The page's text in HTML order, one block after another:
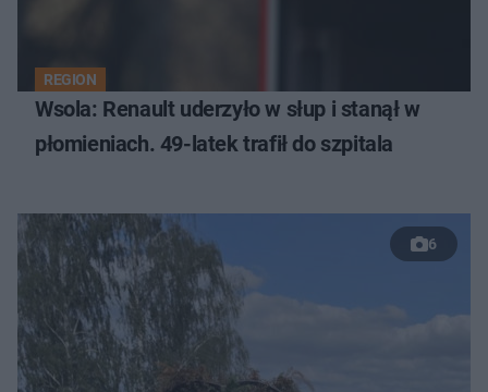
REGION
Wsola: Renault uderzyło w słup i stanął w
płomieniach. 49-latek trafił do szpitala
6